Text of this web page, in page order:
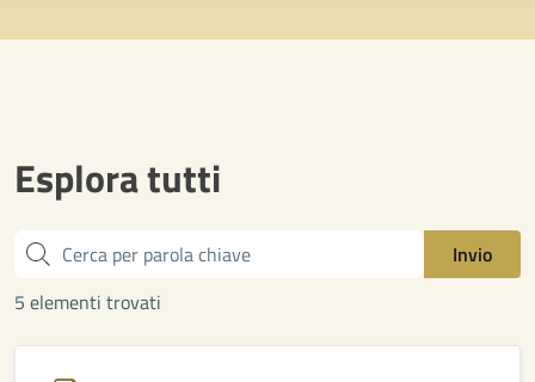
Esplora tutti
Cerca
Invio
5 elementi trovati